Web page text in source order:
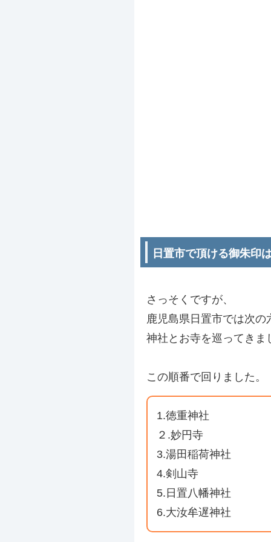
日置市で頂ける御朱印
さっそくですが、
鹿児島県日置市では次の
神社とお寺を巡ってきま
この順番で回りました。
1.徳重神社
２.妙円寺
3.湯田稲荷神社
4.剣山寺
5.日置八幡神社
6.大汝牟遅神社